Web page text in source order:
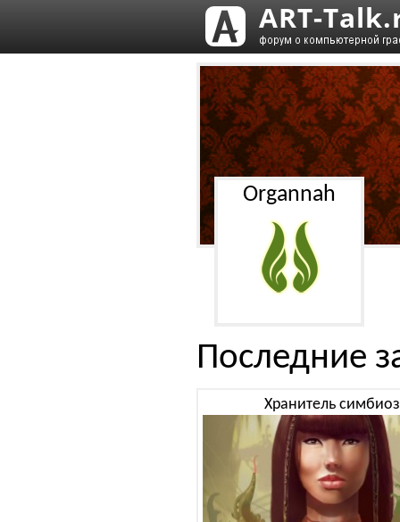
Organnah
Последние
Хранитель